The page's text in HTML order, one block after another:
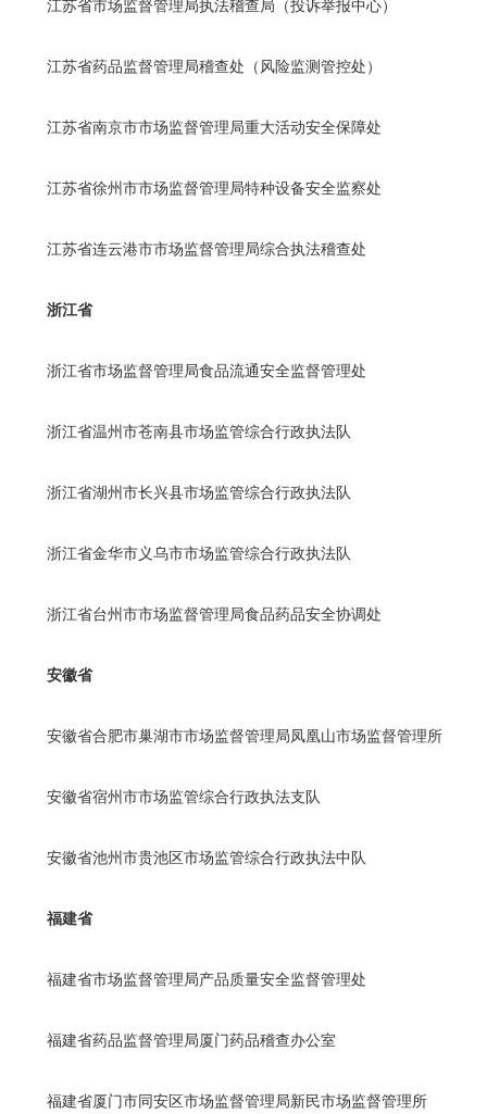
江苏省市场监督管理局执法稽查局（投诉举报中心）
江苏省药品监督管理局稽查处（风险监测管控处）
江苏省南京市市场监督管理局重大活动安全保障处
江苏省徐州市市场监督管理局特种设备安全监察处
江苏省连云港市市场监督管理局综合执法稽查处
浙江省
浙江省市场监督管理局食品流通安全监督管理处
浙江省温州市苍南县市场监管综合行政执法队
浙江省湖州市长兴县市场监管综合行政执法队
浙江省金华市义乌市市场监管综合行政执法队
浙江省台州市市场监督管理局食品药品安全协调处
安徽省
安徽省合肥市巢湖市市场监督管理局凤凰山市场监督管理所
安徽省宿州市市场监管综合行政执法支队
安徽省池州市贵池区市场监管综合行政执法中队
福建省
福建省市场监督管理局产品质量安全监督管理处
福建省药品监督管理局厦门药品稽查办公室
福建省厦门市同安区市场监督管理局新民市场监督管理所